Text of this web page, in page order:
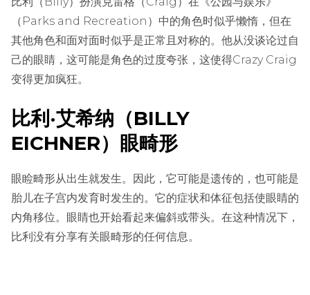
（Parks and Recreation）中的角色时似乎懒惰，但在
其他角色和面对面时似乎是正常且对称的。他从没谈论过自
己的眼睛，这可能是角色的过度夸张，这使得Crazy Craig
变得更加疯狂。
比利·艾希纳（BILLY
EICHNER）眼畸形
眼睑畸形从出生就发生。因此，它可能是遗传的，也可能是
胎儿在子宫内发育时发生的。它的症状和体征包括使眼睛的
内角移位。眼睛也开始看起来偏斜或带头。在这种情况下，
比利没有分享有关眼畸形的任何信息。